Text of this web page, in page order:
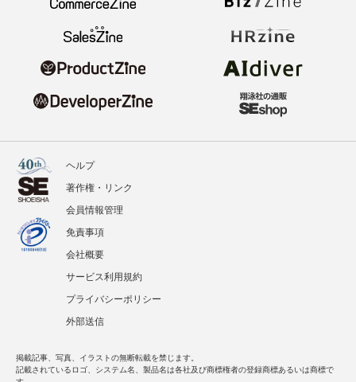
ヘルプ
著作権・リンク
会員情報管理
免責事項
会社概要
サービス利用規約
プライバシーポリシー
外部送信
掲載記事、写真、イラストの無断転載を禁じます。
記載されているロゴ、システム名、製品名は各社及び商標権者の登録商標あるいは商標で